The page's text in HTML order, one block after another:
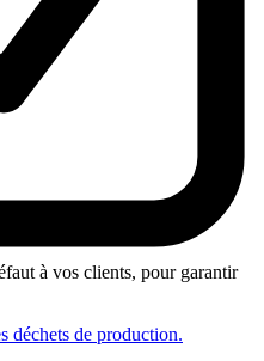
à vos clients, pour garantir
déchets de production.